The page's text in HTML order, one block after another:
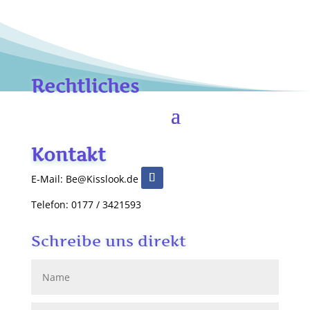
Rechtliches
Kontakt
E-Mail: Be@Kisslook.de
Telefon: 0177 / 3421593
Schreibe uns direkt